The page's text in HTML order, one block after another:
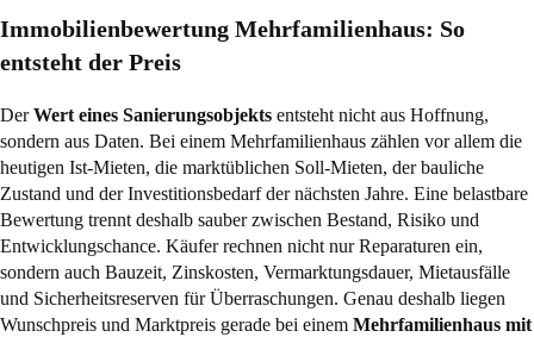
Immobilienbewertung Mehrfamilienhaus: So
entsteht der Preis
DerWert eines Sanierungsobjekts entsteht nicht aus Hoffnung,
sondern aus Daten. Bei einem Mehrfamilienhaus zählen vor allem die
heutigen Ist-Mieten, die marktüblichen Soll-Mieten, der bauliche
Zustand und der Investitionsbedarf der nächsten Jahre. Eine belastbare
Bewertung trennt deshalb sauber zwischen Bestand, Risiko und
Entwicklungschance. Käufer rechnen nicht nur Reparaturen ein,
sondern auch Bauzeit, Zinskosten, Vermarktungsdauer, Mietausfälle
und Sicherheitsreserven für Überraschungen. Genau deshalb liegen
Wunschpreis und Marktpreis gerade bei einem Mehrfamilienhaus mit